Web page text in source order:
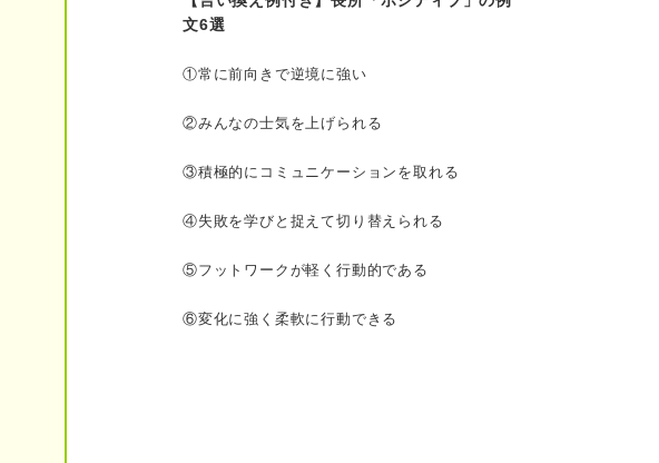
文6選
①常に前向きで逆境に強い
②みんなの士気を上げられる
③積極的にコミュニケーションを取れる
④失敗を学びと捉えて切り替えられる
⑤フットワークが軽く行動的である
⑥変化に強く柔軟に行動できる